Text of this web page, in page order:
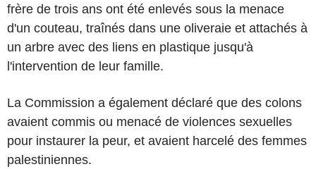
frère de trois ans ont été enlevés sous la menace
d'un couteau, traînés dans une oliveraie et attachés à
un arbre avec des liens en plastique jusqu'à
l'intervention de leur famille.
La Commission a également déclaré que des colons
avaient commis ou menacé de violences sexuelles
pour instaurer la peur, et avaient harcelé des femmes
palestiniennes.